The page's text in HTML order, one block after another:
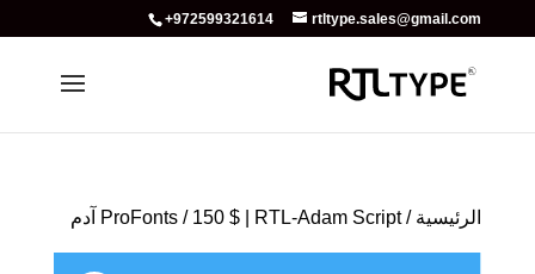
+972599321614 rtltype.sales@gmail.com
الرئيسية /
ProFonts / 150 $ | RTL-Adam Script آدم